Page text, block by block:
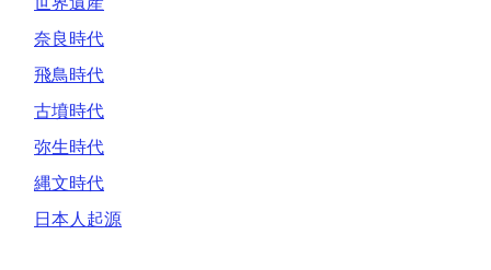
奈良時代
飛鳥時代
古墳時代
弥生時代
縄文時代
日本人起源